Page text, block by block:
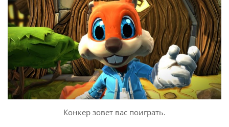
Конкер зовет вас поиграть.